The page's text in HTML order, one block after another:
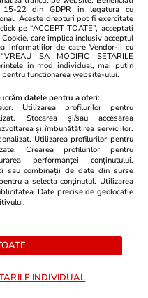
COVID-19
multe
29 iul.
ambelor reactoare
consumul de
în zadar să
generală a
22 din GDPR in legatura cu
Aceste drepturi pot fi exercitate
pe “ACCEPT TOATE”, acceptati
care implica inclusiv acceptul
informatiilor de catre Vendor-ii cu
SA MODIFIC SETARILE
in mod individual, mai putin
functionarea website-ului.
datele pentru a oferi:
Utilizarea profilurilor pentru
Stocarea și/sau accesarea
și îmbunătățirea serviciilor.
Utilizarea profilurilor pentru
Crearea profilurilor pentru
performanței conținutului.
sau combinații de date din surse
a selecta conținutul. Utilizarea
Date precise de geolocație
INDIVIDUAL